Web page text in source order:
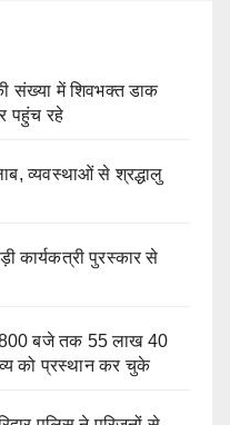
संख्या में शिवभक्त डाक
पहुंच रहे
व्यवस्थाओं से श्रद्धालु
कार्यकत्री पुरस्कार से
बजे तक 55 लाख 40
को प्रस्थान कर चुके